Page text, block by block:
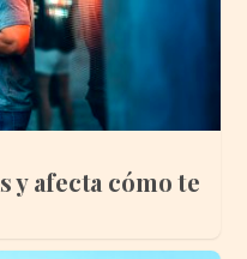
y afecta cómo te